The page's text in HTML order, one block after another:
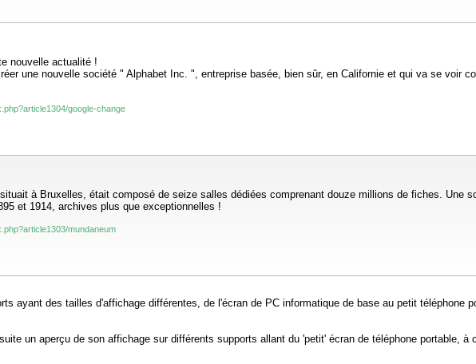
nouvelle actualité !
une nouvelle société " Alphabet Inc. ", entreprise basée, bien sûr, en Californie et qui va se voir
google-change
à Bruxelles, était composé de seize salles dédiées comprenant douze millions de fiches. Une
et 1914, archives plus que exceptionnelles !
mundaneum
ayant des tailles d'affichage différentes, de l'écran de PC informatique de base au petit téléphone
un aperçu de son affichage sur différents supports allant du 'petit' écran de téléphone portable, à